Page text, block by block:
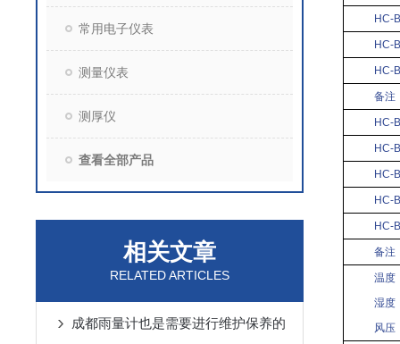
常用电子仪表
测量仪表
测厚仪
查看全部产品
相关文章
RELATED ARTICLES
成都雨量计也是需要进行维护保养的
HC-
HC-
HC-
备注
HC-
HC-
HC-
HC-
HC-
备注
温度
湿度
风压